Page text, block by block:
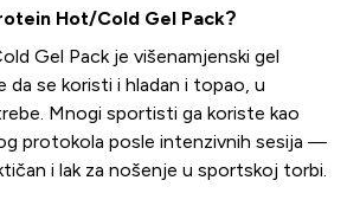
Hot/Cold Gel Pack?
Gel Pack je višenamjenski gel
da se koristi i hladan i topao, u
Mnogi sportisti ga koriste kao
protokola posle intenzivnih sesija —
i lak za nošenje u sportskoj torbi.